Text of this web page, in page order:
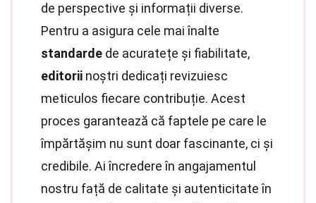
de perspective și informații diverse.
Pentru a asigura cele mai înalte
standarde de acuratețe și fiabilitate,
editorii noștri dedicați revizuiesc
meticulos fiecare contribuție. Acest
proces garantează că faptele pe care le
împărtășim nu sunt doar fascinante, ci și
credibile. Ai încredere în angajamentul
nostru față de calitate și autenticitate în